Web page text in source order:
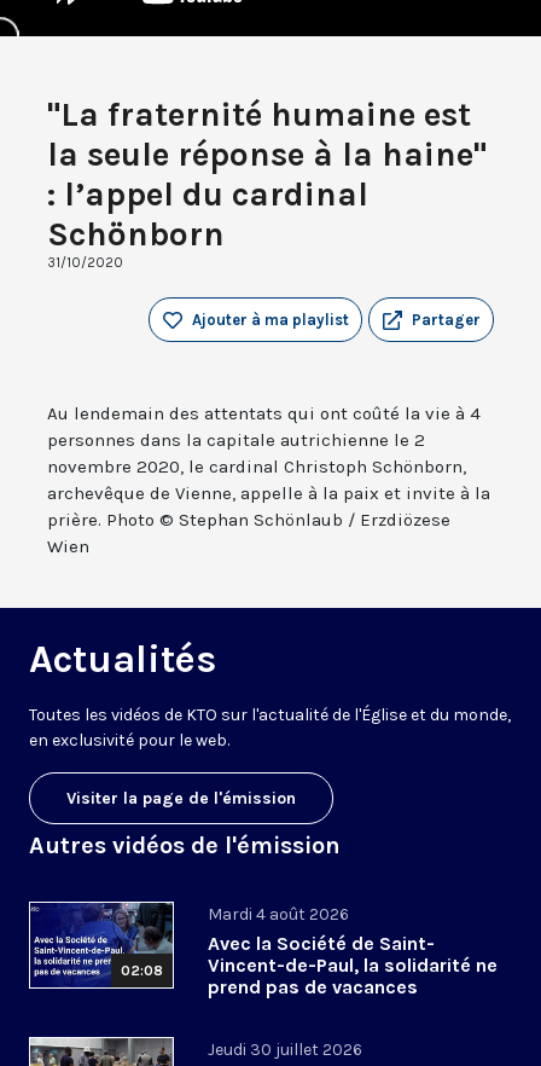
"La fraternité humaine est
la seule réponse à la haine"
: l’appel du cardinal
Schönborn
31/10/2020
Partager
Ajouter à ma playlist
Au lendemain des attentats qui ont coûté la vie à 4
personnes dans la capitale autrichienne le 2
novembre 2020, le cardinal Christoph Schönborn,
archevêque de Vienne, appelle à la paix et invite à la
prière. Photo © Stephan Schönlaub / Erzdiözese
Wien
Actualités
Toutes les vidéos de KTO sur l'actualité de l'Église et du monde,
en exclusivité pour le web.
Visiter la page de l'émission
Autres vidéos de l'émission
02:08
Mardi 4 août 2026
Avec la Société de Saint-
Vincent-de-Paul, la solidarité ne
prend pas de vacances
Jeudi 30 juillet 2026